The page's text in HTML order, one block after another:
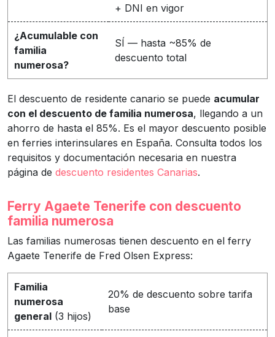
+ DNI en vigor
¿Acumulable con
familia
numerosa?
SÍ — hasta ~85% de
descuento total
El descuento de residente canario se puede acumular
con el descuento de familia numerosa, llegando a un
ahorro de hasta el 85%. Es el mayor descuento posible
en ferries interinsulares en España. Consulta todos los
requisitos y documentación necesaria en nuestra
página de descuento residentes Canarias.
Ferry Agaete Tenerife con descuento
familia numerosa
Las familias numerosas tienen descuento en el ferry
Agaete Tenerife de Fred Olsen Express:
Familia
numerosa
general (3 hijos)
20% de descuento sobre tarifa
base